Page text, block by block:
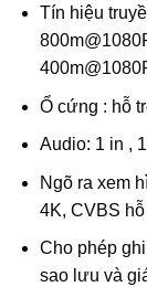
Tín hiệu
Ổ cứng : hỗ
Audio: 1 in ,
Ngõ ra xem
4K, CVBS
Cho phép
sao lưu và